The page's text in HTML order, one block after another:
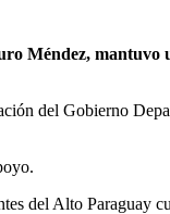
Méndez, mantuvo
del Gobierno
del Alto Paraguay